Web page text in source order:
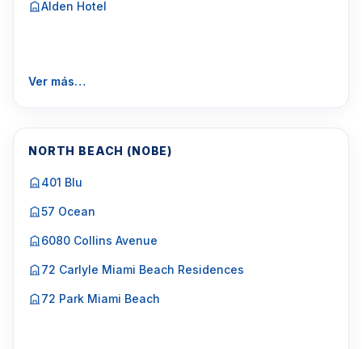
Alden Hotel
Ver más…
NORTH BEACH (NOBE)
401 Blu
57 Ocean
6080 Collins Avenue
72 Carlyle Miami Beach Residences
72 Park Miami Beach